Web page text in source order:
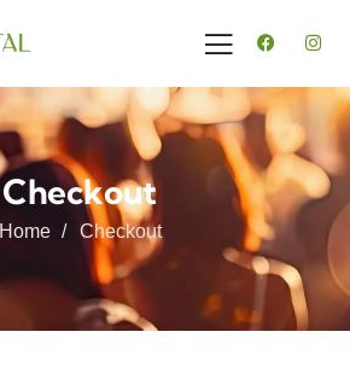
Checkout
Home Checkout